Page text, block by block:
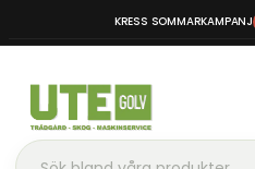
KRESS SOMMARKAMPANJ